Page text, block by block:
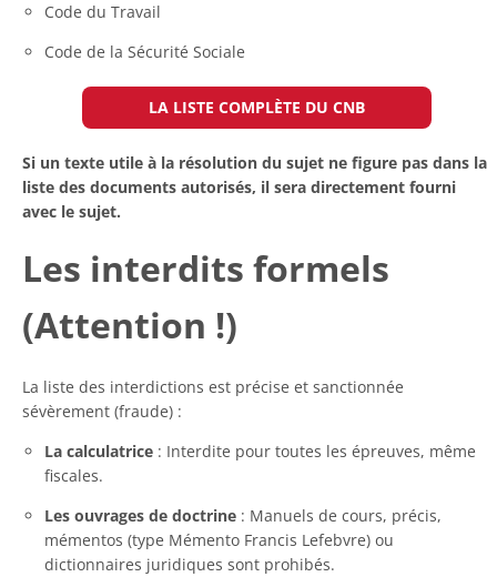
Code du Travail
Code de la Sécurité Sociale
LA LISTE COMPLÈTE DU CNB
Si un texte utile à la résolution du sujet ne figure pas dans la
liste des documents autorisés, il sera directement fourni
avec le sujet.
Les interdits formels
(Attention !)
La liste des interdictions est précise et sanctionnée
sévèrement (fraude) :
La calculatrice : Interdite pour toutes les épreuves, même
fiscales.
Les ouvrages de doctrine : Manuels de cours, précis,
mémentos (type Mémento Francis Lefebvre) ou
dictionnaires juridiques sont prohibés.